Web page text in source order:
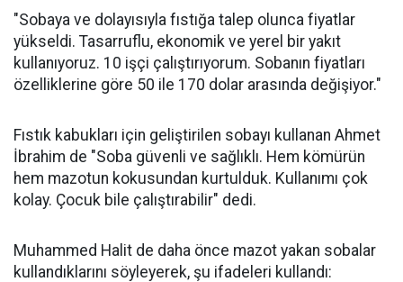
"Sobaya ve dolayısıyla fıstığa talep olunca fiyatlar
yükseldi. Tasarruflu, ekonomik ve yerel bir yakıt
kullanıyoruz. 10 işçi çalıştırıyorum. Sobanın fiyatları
özelliklerine göre 50 ile 170 dolar arasında değişiyor."
Fıstık kabukları için geliştirilen sobayı kullanan Ahmet
İbrahim de "Soba güvenli ve sağlıklı. Hem kömürün
hem mazotun kokusundan kurtulduk. Kullanımı çok
kolay. Çocuk bile çalıştırabilir" dedi.
Muhammed Halit de daha önce mazot yakan sobalar
kullandıklarını söyleyerek, şu ifadeleri kullandı: